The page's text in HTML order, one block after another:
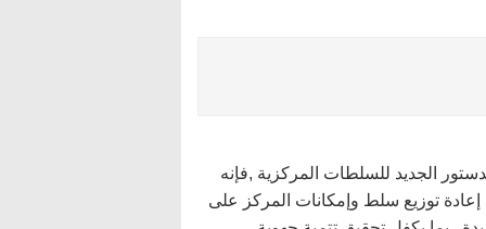
الجديد للسلطات المركزية ,فإنه
إعادة توزيع سلط وإمكانات المركز على